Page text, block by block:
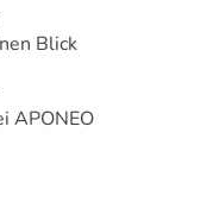
Blick
APONEO